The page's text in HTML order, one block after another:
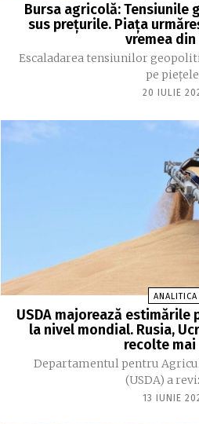
Bursa agricolă: Tensiunile
sus prețurile. Piața
vremea din
Escaladarea tensiunilor
pe
20 IULIE
ANALITICA
USDA majorează estimările
la nivel mondial. Rusia,
recolte mai
Departamentul pentru
(USDA) a
13 IUNIE